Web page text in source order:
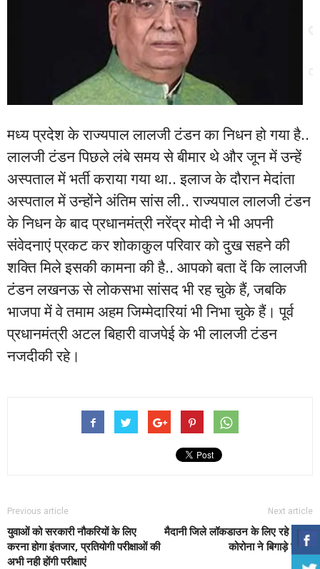
मध्य प्रदेश के राज्यपाल लालजी टंडन का निधन हो गया है..
लालजी टंडन पिछले लंबे समय से बीमार थे और जून में उन्हें
अस्पताल में भर्ती कराया गया था.. इलाज के दौरान मेदांता
अस्पताल में उन्होंने अंतिम सांस ली.. राज्यपाल लालजी टंडन
के निधन के बाद प्रधानमंत्री नरेंद्र मोदी ने भी अपनी
संवेदनाएं प्रकट कर शोकाकुल परिवार को दुख सहने की
शक्ति मिले इसकी कामना की है.. आपको बता दें कि लालजी
टंडन लखनऊ से लोकसभा सांसद भी रह चुके हैं, जबकि
भाजपा में वे तमाम अहम जिम्मेदारियां भी निभा चुके हैं। पूर्व
प्रधानमंत्री अटल बिहारी वाजपेई के भी लालजी टंडन
नजदीकी रहे।
Previous article
युवाओं को सरकारी नौकरियों के लिए
करना होगा इंतजार, प्रतियोगी परीक्षाओं की
अभी नही होंगी परीक्षाएं
Next article
मैदानी जिले लॉकडाउन के लिए रहे तैयार,
कोरोना ने बिगाड़े हालात